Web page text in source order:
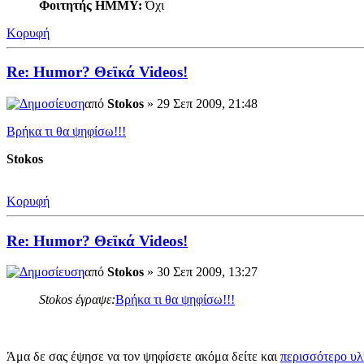
Φοιτητής ΗΜΜΥ: Όχι
Κορυφή
Re: Humor? Θεϊκά Videos!
από Stokos » 29 Σεπ 2009, 21:48
Βρήκα τι θα ψηφίσω!!!
Stokos
Κορυφή
Re: Humor? Θεϊκά Videos!
από Stokos » 30 Σεπ 2009, 13:27
Stokos έγραψε:Βρήκα τι θα ψηφίσω!!!
Άμα δε σας έψησε να τον ψηφίσετε ακόμα δείτε καιπερισσότερο